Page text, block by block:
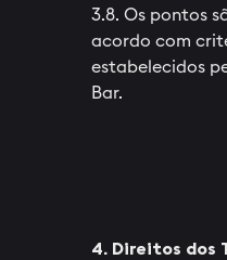
3.8. Os pontos
acordo com
estabelecidos
Bar.
4. Direitos dos